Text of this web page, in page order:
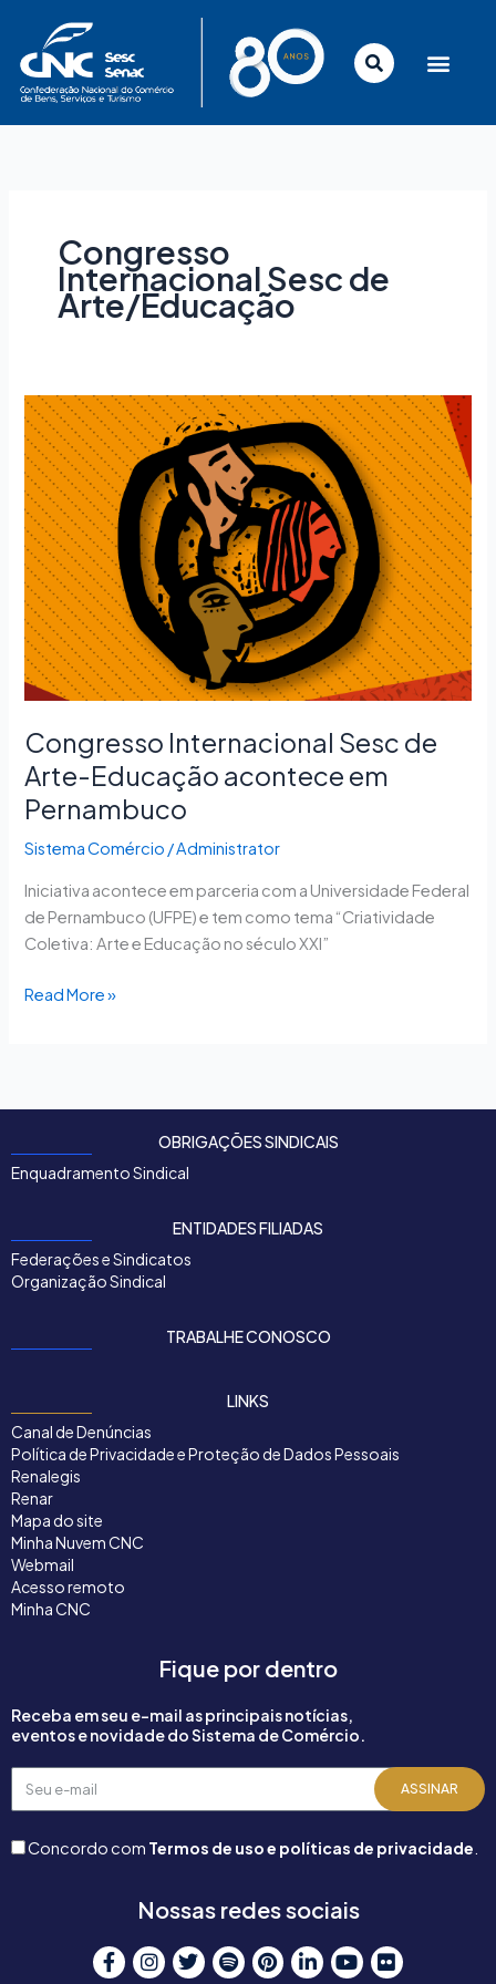
conteúdo
Congresso
Internacional Sesc de
Arte/Educação
Congresso Internacional Sesc de
Arte-Educação acontece em
Pernambuco
Sistema Comércio /Administrator
Iniciativa acontece em parceria com a Universidade Federal
de Pernambuco (UFPE) e tem como tema “Criatividade
Coletiva: Arte e Educação no século XXI”
Congresso
Internacional
Sesc
de
Arte-
Educação
acontece
em
Pernambuco
Read More »
OBRIGAÇÕES SINDICAIS
Enquadramento Sindical
ENTIDADES FILIADAS
Federações e Sindicatos
Organização Sindical
TRABALHE CONOSCO
LINKS
Canal de Denúncias
Política de Privacidade e Proteção de Dados Pessoais
Renalegis
Renar
Mapa do site
Minha Nuvem CNC
Webmail
Acesso remoto
Minha CNC
Fique por dentro
Receba em seu e-mail as principais notícias,
eventos e novidade do Sistema de Comércio.
Seu
e-
ASSINAR
Concordo com Termos de uso e políticas de privacidade
Nossas redes sociais
F
a
I
n
T
w
S
p
P
i
L
i
Y
o
F
l